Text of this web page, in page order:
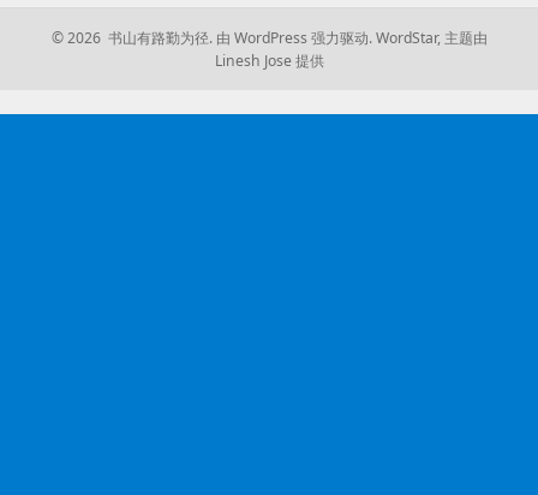
© 2026 书山有路勤为径. 由 WordPress 强力驱动. WordStar, 主题由
Linesh Jose 提供